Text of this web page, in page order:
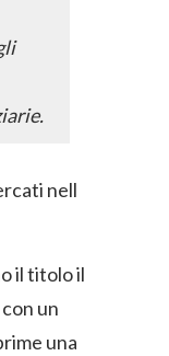
nell
il titolo il
con un
una